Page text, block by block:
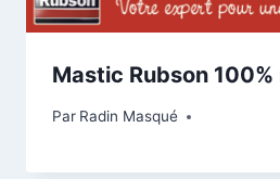
Mastic Rubson
Par Radin Masqué